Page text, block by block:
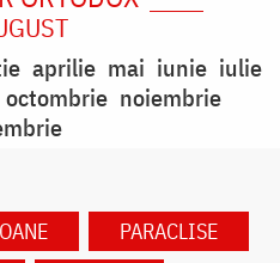
aprilie mai iunie iulie
octombrie noiembrie
PARACLISE